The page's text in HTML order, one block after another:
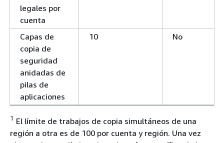
legales por
cuenta
Capas de
copia de
seguridad
anidadas de
pilas de
aplicaciones
10 No
1 El límite de trabajos de copia simultáneos de una
región a otra es de 100 por cuenta y región. Una vez